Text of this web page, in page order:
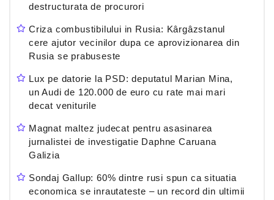
destructurata de procurori
Criza combustibilului in Rusia: Kârgâzstanul
cere ajutor vecinilor dupa ce aprovizionarea din
Rusia se prabuseste
Lux pe datorie la PSD: deputatul Marian Mina,
un Audi de 120.000 de euro cu rate mai mari
decat veniturile
Magnat maltez judecat pentru asasinarea
jurnalistei de investigatie Daphne Caruana
Galizia
Sondaj Gallup: 60% dintre rusi spun ca situatia
economica se inrautateste – un record din ultimii